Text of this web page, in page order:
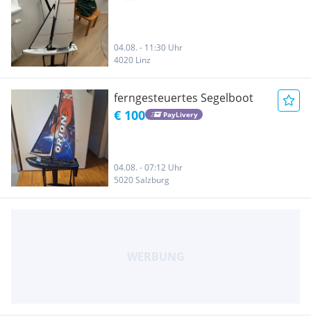
04.08. - 11:30 Uhr
4020 Linz
ferngesteuertes Segelboot
€ 100 PayLivery
04.08. - 07:12 Uhr
5020 Salzburg